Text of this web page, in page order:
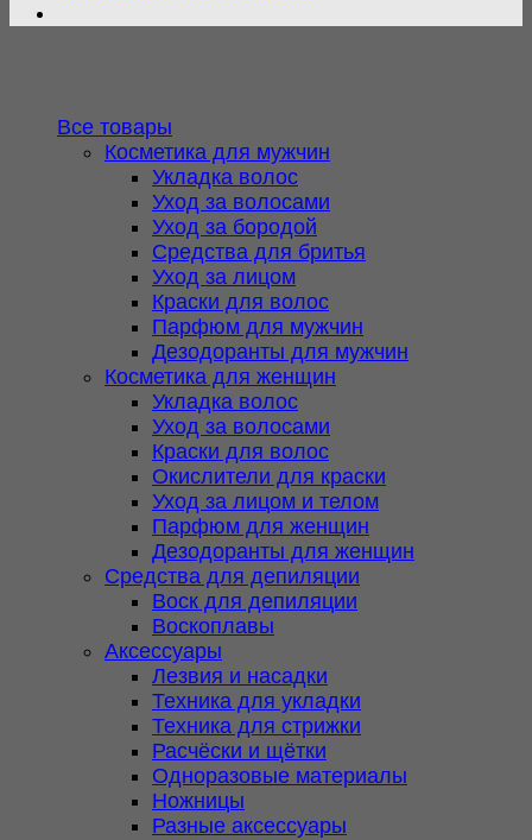
Все товары
Косметика для мужчин
Укладка волос
Уход за волосами
Уход за бородой
Средства для бритья
Уход за лицом
Краски для волос
Парфюм для мужчин
Дезодоранты для мужчин
Косметика для женщин
Укладка волос
Уход за волосами
Краски для волос
Окислители для краски
Уход за лицом и телом
Парфюм для женщин
Дезодоранты для женщин
Средства для депиляции
Воск для депиляции
Воскоплавы
Аксессуары
Лезвия и насадки
Техника для укладки
Техника для стрижки
Расчёски и щётки
Одноразовые материалы
Ножницы
Разные аксессуары